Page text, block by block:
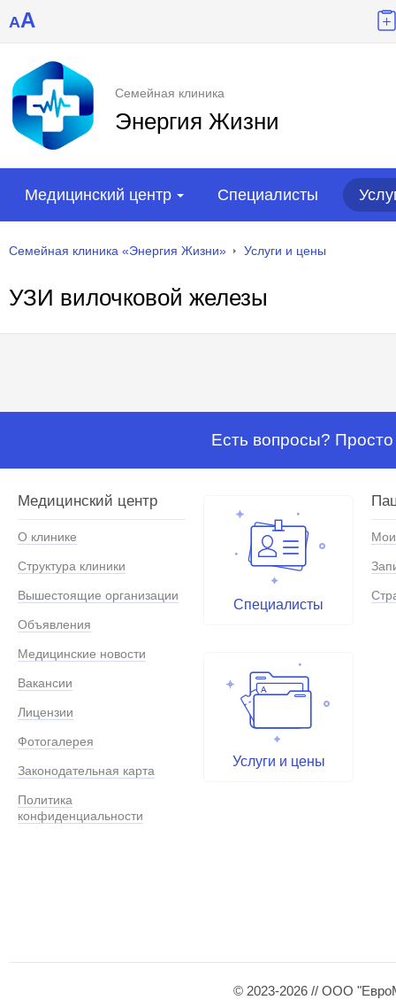
AA
Семейная клиника
Энергия Жизни
Медицинский центр Специалисты
Семейная клиника «Энергия Жизни» Услуги и цены
УЗИ вилочковой железы
Есть вопросы?
Медицинский центр
О клинике
Структура клиники
Вышестоящие организации
Объявления
Медицинские новости
Вакансии
Лицензии
Фотогалерея
Законодательная карта
Политика
конфиденциальности
Специалисты
Услуги и цены
© 2023-2026 // ООО